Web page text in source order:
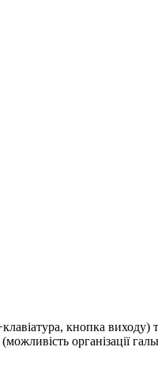
кнопка
організації